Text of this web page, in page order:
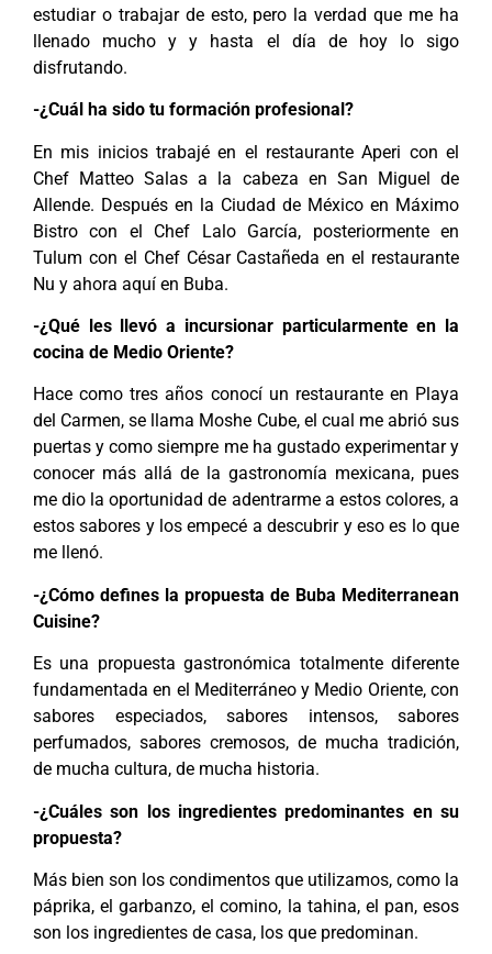
estudiar o trabajar de esto, pero la verdad que me ha
llenado mucho y y hasta el día de hoy lo sigo
disfrutando.
-¿Cuál ha sido tu formación profesional?
En mis inicios trabajé en el restaurante Aperi con el
Chef Matteo Salas a la cabeza en San Miguel de
Allende. Después en la Ciudad de México en Máximo
Bistro con el Chef Lalo García, posteriormente en
Tulum con el Chef César Castañeda en el restaurante
Nu y ahora aquí en Buba.
-¿Qué les llevó a incursionar particularmente en la
cocina de Medio Oriente?
Hace como tres años conocí un restaurante en Playa
del Carmen, se llama Moshe Cube, el cual me abrió sus
puertas y como siempre me ha gustado experimentar y
conocer más allá de la gastronomía mexicana, pues
me dio la oportunidad de adentrarme a estos colores, a
estos sabores y los empecé a descubrir y eso es lo que
me llenó.
-¿Cómo defines la propuesta de Buba Mediterranean
Cuisine?
Es una propuesta gastronómica totalmente diferente
fundamentada en el Mediterráneo y Medio Oriente, con
sabores especiados, sabores intensos, sabores
perfumados, sabores cremosos, de mucha tradición,
de mucha cultura, de mucha historia.
-¿Cuáles son los ingredientes predominantes en su
propuesta?
Más bien son los condimentos que utilizamos, como la
páprika, el garbanzo, el comino, la tahina, el pan, esos
son los ingredientes de casa, los que predominan.